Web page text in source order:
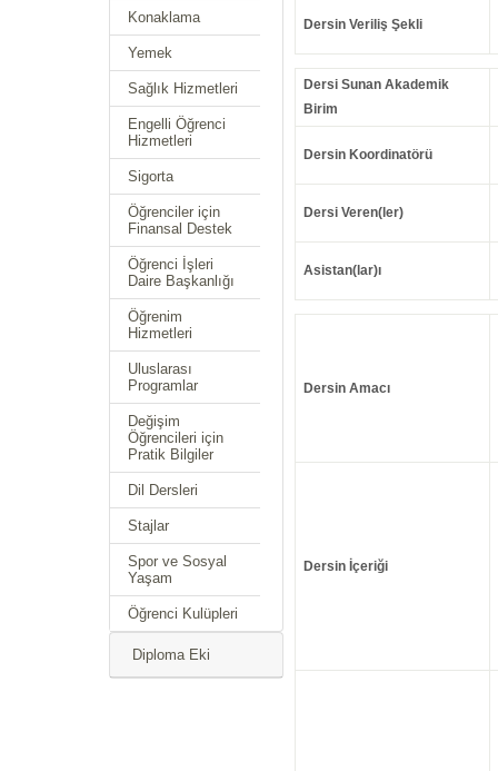
Konaklama
Yemek
Sağlık Hizmetleri
Engelli Öğrenci
Hizmetleri
Sigorta
Öğrenciler için
Finansal Destek
Öğrenci İşleri
Daire Başkanlığı
Öğrenim
Hizmetleri
Uluslarası
Programlar
Değişim
Öğrencileri için
Pratik Bilgiler
Dil Dersleri
Stajlar
Spor ve Sosyal
Yaşam
Öğrenci Kulüpleri
Diploma Eki
Dersin Veriliş Şekli
Dersi Sunan Akademik
Birim
Dersin Koordinatörü
Dersi Veren(ler)
Asistan(lar)ı
Dersin Amacı
Dersin İçeriği